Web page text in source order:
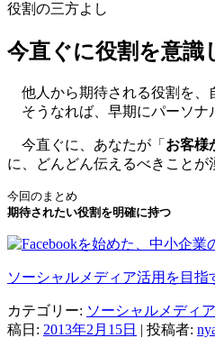
役割の三方よし
今直ぐに役割を意識
他人から期待される役割を、
そうなれば、早期にパーソナ
今直ぐに、あなたが「 お客様
に、どんどん伝えるべきことが
期待されたい役割を明確に持つ
ソーシャルメディア活用を目指
カテゴリー: ソーシャルメディア
稿日: 2013年2月15日 | 投稿者: